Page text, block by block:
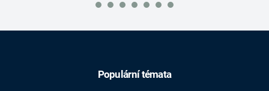
Populární témata